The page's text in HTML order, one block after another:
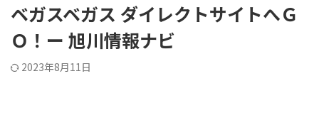
ベガスベガス ダイレクトサイトへＧ
Ｏ！ー 旭川情報ナビ
2023年8月11日